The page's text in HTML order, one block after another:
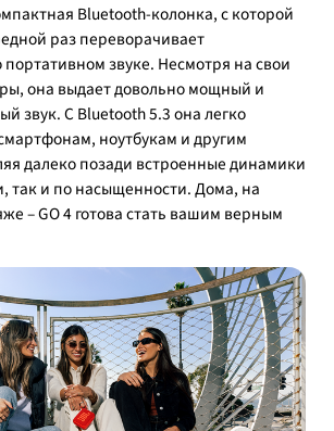
Bluetooth-колонка, с которой
раз переворачивает
звуке. Несмотря на свои
она выдает довольно мощный и
звук. С Bluetooth 5.3 она легко
ноутбукам и другим
далеко позади встроенные динамики
так и по насыщенности. Дома, на
– GO 4 готова стать вашим верным